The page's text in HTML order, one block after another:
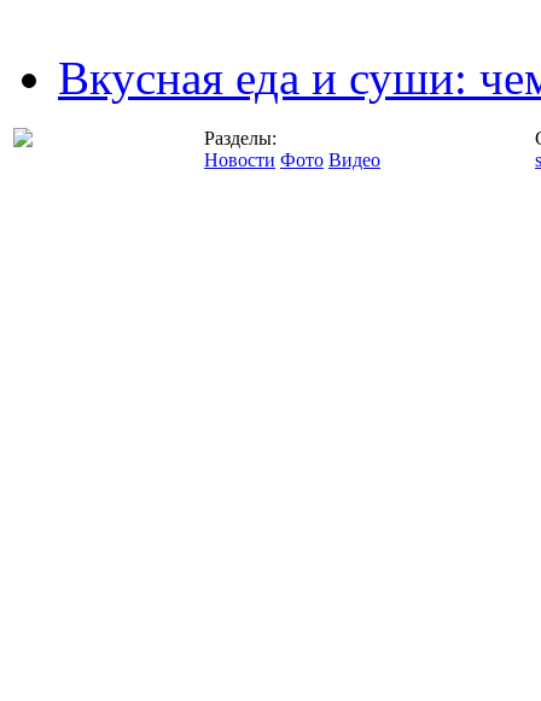
Вкусная еда и суши:
Разделы:
Новости Фото Видео